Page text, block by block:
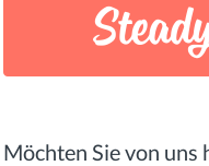
Möchten Sie von uns